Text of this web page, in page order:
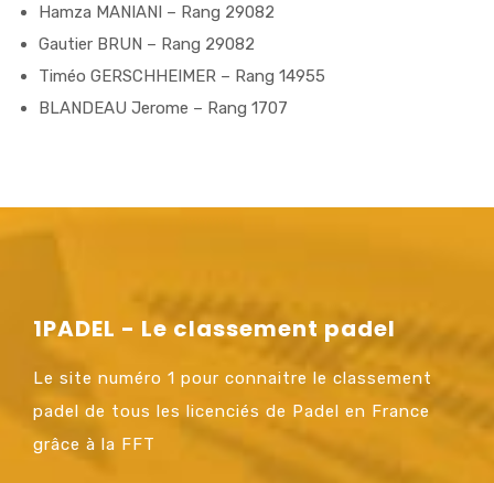
Hamza MANIANI – Rang 29082
Gautier BRUN – Rang 29082
Timéo GERSCHHEIMER – Rang 14955
BLANDEAU Jerome – Rang 1707
1PADEL - Le classement padel
Le site numéro 1 pour connaitre le classement
padel de tous les licenciés de Padel en France
grâce à la FFT